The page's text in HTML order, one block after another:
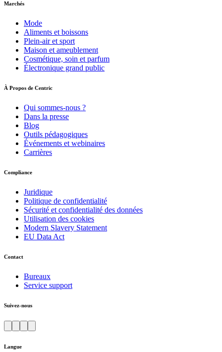
Marchés
Mode
Aliments et boissons
Plein-air et sport
Maison et ameublement
Cosmétique, soin et parfum
Électronique grand public
À Propos de Centric
Qui sommes-nous ?
Dans la presse
Blog
Outils pédagogiques
Événements et webinaires
Carrières
Compliance
Juridique
Politique de confidentialité
Sécurité et confidentialité des données
Utilisation des cookies
Modern Slavery Statement
EU Data Act
Contact
Bureaux
Service support
Suivez-nous
Langue